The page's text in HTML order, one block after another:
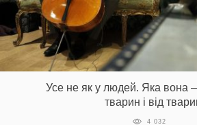
Усе не як у людей. Яка вона
тварин і від
4 032